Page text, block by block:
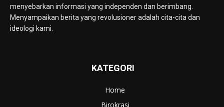
menyebarkan informasi yang independen dan berimbang.
Menyampaikan berita yang revolusioner adalah cita-cita dan
ideologi kami.
KATEGORI
Home
Birokrasi